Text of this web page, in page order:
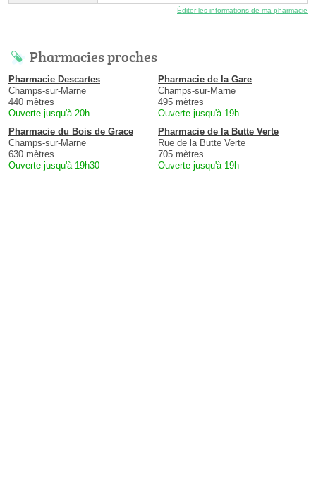
Éditer les informations de ma pharmacie
Pharmacies proches
Pharmacie Descartes
Champs-sur-Marne
440 mètres
Ouverte jusqu'à 20h
Pharmacie de la Gare
Champs-sur-Marne
495 mètres
Ouverte jusqu'à 19h
Pharmacie du Bois de Grace
Champs-sur-Marne
630 mètres
Ouverte jusqu'à 19h30
Pharmacie de la Butte Verte
Rue de la Butte Verte
705 mètres
Ouverte jusqu'à 19h